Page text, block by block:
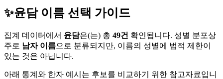
✨윤담이름 선택 가이드
집계 데이터에서 윤담은(는) 총 49건 확인됩니다. 성별 분포상
주로 남자이름으로 분류되지만, 이름의 성별에 법적 제한이
있는 것은 아닙니다.
아래 통계와 한자 예시는 후보를 비교하기 위한 참고자료입니